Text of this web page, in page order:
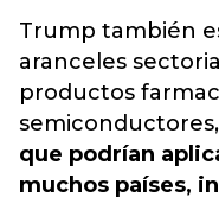
Trump también
aranceles
productos
semiconductores,
que podrían
muchos países,